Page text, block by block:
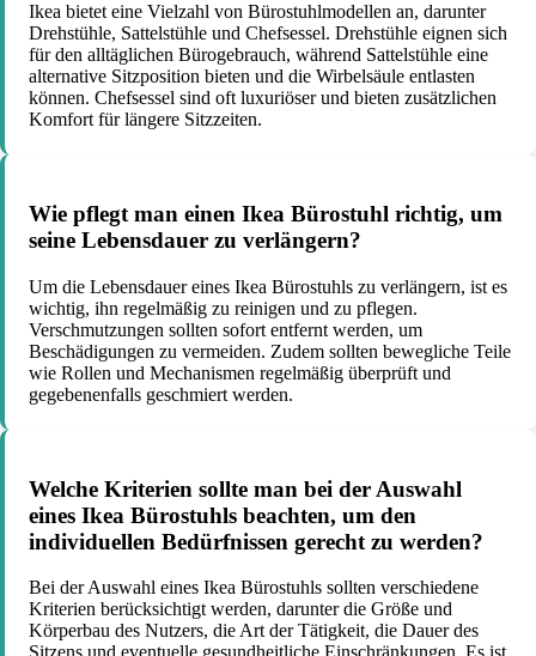
Ikea bietet eine Vielzahl von Bürostuhlmodellen an, darunter
Drehstühle, Sattelstühle und Chefsessel. Drehstühle eignen sich
für den alltäglichen Bürogebrauch, während Sattelstühle eine
alternative Sitzposition bieten und die Wirbelsäule entlasten
können. Chefsessel sind oft luxuriöser und bieten zusätzlichen
Komfort für längere Sitzzeiten.
Wie pflegt man einen Ikea Bürostuhl richtig, um
seine Lebensdauer zu verlängern?
Um die Lebensdauer eines Ikea Bürostuhls zu verlängern, ist es
wichtig, ihn regelmäßig zu reinigen und zu pflegen.
Verschmutzungen sollten sofort entfernt werden, um
Beschädigungen zu vermeiden. Zudem sollten bewegliche Teile
wie Rollen und Mechanismen regelmäßig überprüft und
gegebenenfalls geschmiert werden.
Welche Kriterien sollte man bei der Auswahl
eines Ikea Bürostuhls beachten, um den
individuellen Bedürfnissen gerecht zu werden?
Bei der Auswahl eines Ikea Bürostuhls sollten verschiedene
Kriterien berücksichtigt werden, darunter die Größe und
Körperbau des Nutzers, die Art der Tätigkeit, die Dauer des